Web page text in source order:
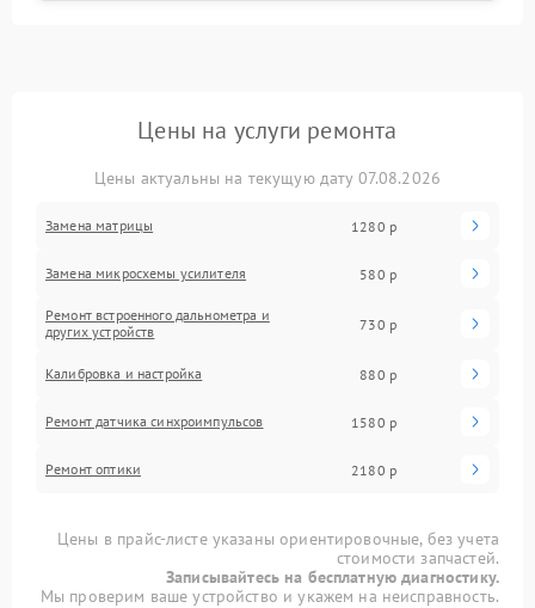
Цены на услуги ремонта
Цены актуальны на текущую дату 07.08.2026
Замена матрицы 1280 р
Замена микросхемы усилителя 580 р
Ремонт встроенного дальнометра и
других устройств
730 р
Калибровка и настройка 880 р
Ремонт датчика синхроимпульсов 1580 р
Ремонт оптики 2180 р
Цены в прайс-листе указаны ориентировочные, без учета
стоимости запчастей.
Записывайтесь на бесплатную диагностику.
Мы проверим ваше устройство и укажем на неисправность.